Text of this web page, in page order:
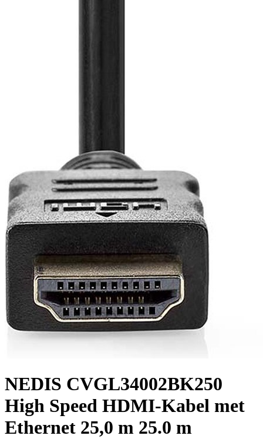
NEDIS CVGL34002BK250
High Speed ​​HDMI-Kabel met
Ethernet 25,0 m 25.0 m